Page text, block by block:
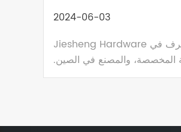
2024-06-03
Jiesheng Hardware هو المصنع المحترف في
المخصصة، والمصنع في الصين.
المخصصة للعديد من الصناعات.